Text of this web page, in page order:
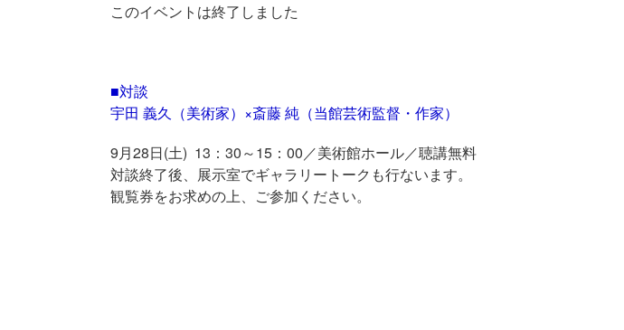
このイベントは終了しました
■対談
宇田 義久（美術家）×斎藤 純（当館芸術監督・作家）
9月28日(土) 13：30～15：00／美術館ホール／聴講無料
対談終了後、展示室でギャラリートークも行ないます。
観覧券をお求めの上、ご参加ください。